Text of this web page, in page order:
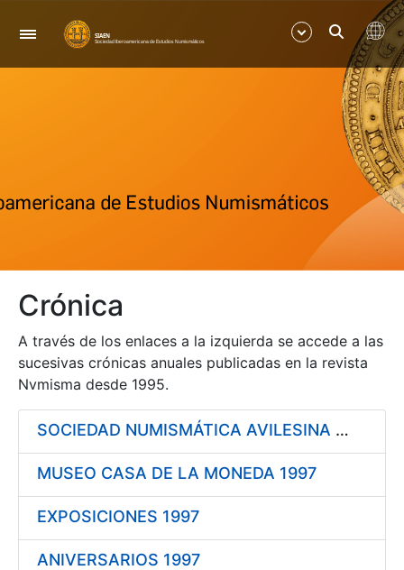
Navegación
Mostrar/Ocultar
Mostrar/Ocultar
Mostrar/Ocultar
Crónica
A través de los enlaces a la izquierda se accede a las
sucesivas crónicas anuales publicadas en la revista
Nvmisma desde 1995.
SOCIEDAD NUMISMÁTICA AVILESINA 1997
MUSEO CASA DE LA MONEDA 1997
EXPOSICIONES 1997
ANIVERSARIOS 1997